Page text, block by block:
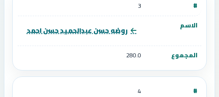
3
روضه حسن عبدالحميد حسن احمد
280.0
4